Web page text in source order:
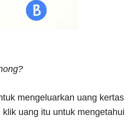
mengeluarkan uang kertas
uang itu untuk mengetahui